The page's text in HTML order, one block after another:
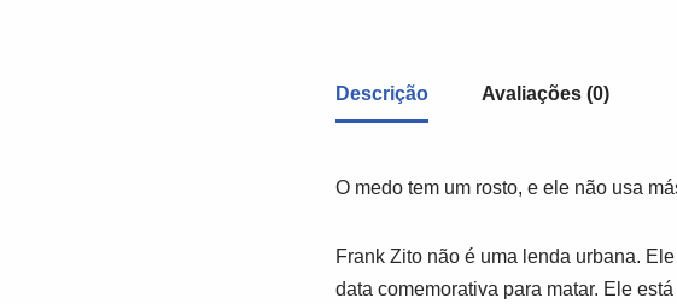
Descrição Avaliações (0)
O medo tem um rosto, e ele não usa
Frank Zito não é uma lenda urbana.
data comemorativa para matar. Ele